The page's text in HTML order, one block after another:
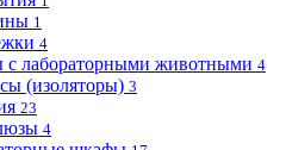
1
4
с лабораторными животными 4
(изоляторы) 3
23
4